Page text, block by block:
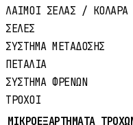
Schwalbe
tape
ΛΑΙΜΟΙ ΣΕΛΑΣ / ΚΟΛΑΡΑ
ΣΕΛΕΣ
ΣΥΣΤΗΜΑ ΜΕΤΑΔΟΣΗΣ
ΠΕΤΑΛΙΑ
ΣΥΣΤΗΜΑ ΦΡΕΝΩΝ
ΤΡΟΧΟΙ
ΜΙΚΡΟΕΞΑΡΤΗΜΑΤΑ
ΕΠΙΚΟΙΝΩΝΙΑ